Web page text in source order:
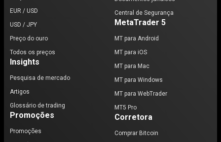
EUR / USD
USD / JPY
Preço do ouro
Todos os preços
Insights
Pesquisa de mercado
Artigos
Glossário de trading
Promoções
Promoções
Central de Segurança
MetaTrader 5
MT para Android
MT para iOS
MT para Mac
MT para Windows
MT para WebTrader
MT5 Pro
Corretora
Comprar Bitcoin